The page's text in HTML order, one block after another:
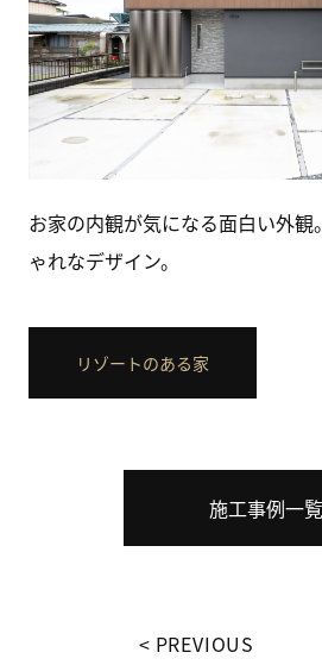
お家の内観が気になる面白い外
ゃれなデザイン。
リゾートのある家
施工事例一覧
PREVIOUS